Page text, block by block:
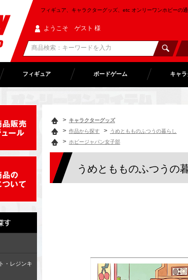
フィギュア、キャラクターグッズ、etc オンリーワンホビーの
ようこそ ゲスト 様
フィギュア ボードゲーム キャ
> キャラクターグッズ
> 作品から探す > うめともものふつうの暮らし
> ホビージャパン女子部
うめともものふつう
・レジンキ